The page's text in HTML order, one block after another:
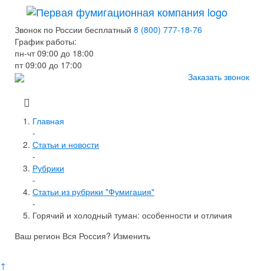
Звонок по России бесплатный 8 (800) 777-18-76
График работы:
пн-чт 09:00 до 18:00
пт 09:00 до 17:00
Заказать звонок
Главная
-
Статьи и новости
-
Рубрики
-
Статьи из рубрики "Фумигация"
-
Горячий и холодный туман: особенности и отличия
Ваш регион Вся Россия? Изменить
↑